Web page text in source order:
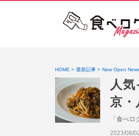
HOME 最新記事 New Open
人
京・
「食べ
投稿日:
2023/08/